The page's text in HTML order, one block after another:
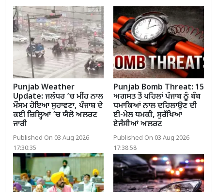
Punjab Weather
Update: ਜਲੰਧਰ ’ਚ ਮੀਂਹ ਨਾਲ
ਮੌਸਮ ਹੋਇਆ ਸੁਹਾਵਣਾ, ਪੰਜਾਬ ਦੇ
ਕਈ ਜ਼ਿਲ੍ਹਿਆਂ ’ਚ ਯੈਲੋ ਅਲਰਟ
ਜਾਰੀ
Published On 03 Aug 2026
17:30:35
Punjab Bomb Threat: 15
ਅਗਸਤ ਤੋਂ ਪਹਿਲਾਂ ਪੰਜਾਬ ਨੂੰ ਬੰਬ
ਧਮਾਕਿਆਂ ਨਾਲ ਦਹਿਲਾਉਣ ਦੀ
ਈ-ਮੇਲ ਧਮਕੀ, ਸੁਰੱਖਿਆ
ਏਜੰਸੀਆਂ ਅਲਰਟ
Published On 03 Aug 2026
17:38:58